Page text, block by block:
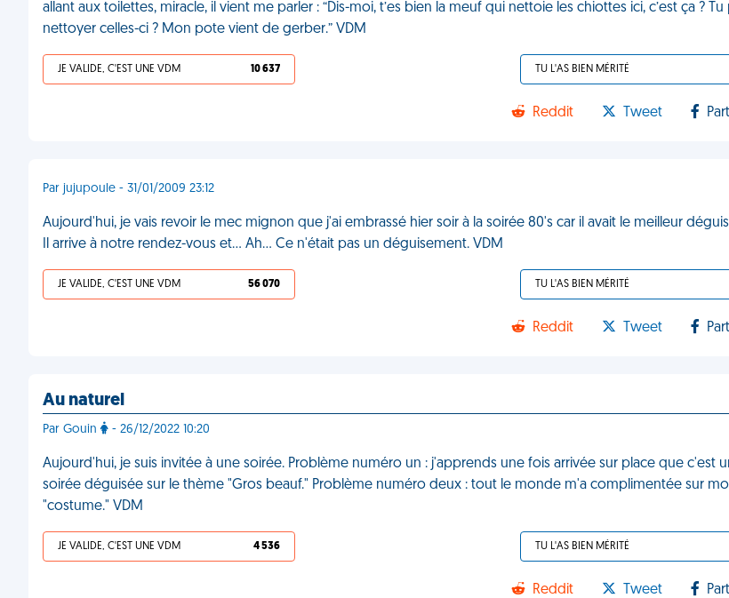
allant aux toilettes, miracle, il vient me parler : “Dis-moi, t’es bien la meuf qui nettoie les chiottes ici, c’est ça ? Tu
nettoyer celles-ci ? Mon pote vient de gerber.” VDM
JE VALIDE, C'EST UNE VDM 10 637 TU L'AS BIEN MÉRITÉ
Reddit Tweet
Par jujupoule - 31/01/2009 23:12
Aujourd'hui, je vais revoir le mec mignon que j'ai embrassé hier soir à la soirée 80's car il avait le meilleur
Il arrive à notre rendez-vous et... Ah... Ce n'était pas un déguisement. VDM
JE VALIDE, C'EST UNE VDM 56 070 TU L'AS BIEN MÉRITÉ
Reddit Tweet
Au naturel
Par Gouin - 26/12/2022 10:20
Aujourd'hui, je suis invitée à une soirée. Problème numéro un : j'apprends une fois arrivée sur place que c'est
soirée déguisée sur le thème "Gros beauf." Problème numéro deux : tout le monde m'a complimentée sur
"costume." VDM
JE VALIDE, C'EST UNE VDM 4 536 TU L'AS BIEN MÉRITÉ
Reddit Tweet